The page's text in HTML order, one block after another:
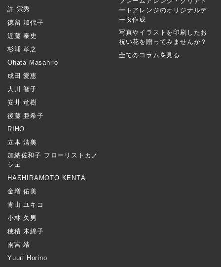
許 宗秀
徳留 加代子
近藤 泰史
杉浦 孝之
Ohata Masahiro
成田 愛恵
大川 智子
安井 竜樹
後藤 亜希子
RIHO
立本 清美
加納佐和子 フローリストカノ
シェ
HASHIRAMOTO KENTA
金増 佑美
青山 ユキコ
小林 久男
穂積 木綿子
雨宮 靖
Yuuri Horino
ートアレンジのオリジナルデ
ータ作成
写真やイラストを印刷したお
祝い花を贈ってみませんか？
全てのコラムを見る